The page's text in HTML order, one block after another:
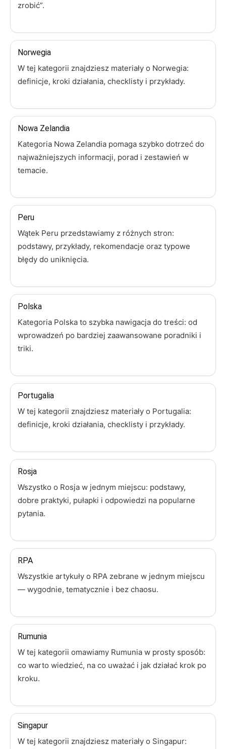
zrobić”.
Norwegia
W tej kategorii znajdziesz materiały o Norwegia:
definicje, kroki działania, checklisty i przykłady.
Nowa Zelandia
Kategoria Nowa Zelandia pomaga szybko dotrzeć do
najważniejszych informacji, porad i zestawień w
temacie.
Peru
Wątek Peru przedstawiamy z różnych stron:
podstawy, przykłady, rekomendacje oraz typowe
błędy do uniknięcia.
Polska
Kategoria Polska to szybka nawigacja do treści: od
wprowadzeń po bardziej zaawansowane poradniki i
triki.
Portugalia
W tej kategorii znajdziesz materiały o Portugalia:
definicje, kroki działania, checklisty i przykłady.
Rosja
Wszystko o Rosja w jednym miejscu: podstawy,
dobre praktyki, pułapki i odpowiedzi na popularne
pytania.
RPA
Wszystkie artykuły o RPA zebrane w jednym miejscu
— wygodnie, tematycznie i bez chaosu.
Rumunia
W tej kategorii omawiamy Rumunia w prosty sposób:
co warto wiedzieć, na co uważać i jak działać krok po
kroku.
Singapur
W tej kategorii znajdziesz materiały o Singapur: